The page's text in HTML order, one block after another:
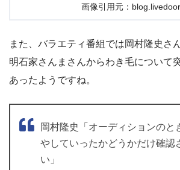
画像引用元：
また、バラエティ番組では岡村隆史さ
明石家さんまさんからわき毛について
あったようですね。
岡村隆史「オーディションのと
やしていったかどうかだけ確認
い」